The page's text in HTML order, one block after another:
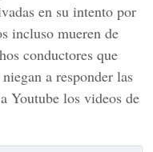
en su intento por
incluso mueren de
conductores que
a responder las
Youtube los videos de